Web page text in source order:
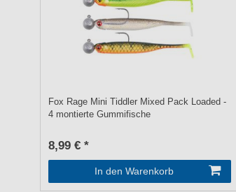
Fox Rage Mini Tiddler Mixed Pack Loaded -
4 montierte Gummifische
8,99 € *
In den Warenkorb